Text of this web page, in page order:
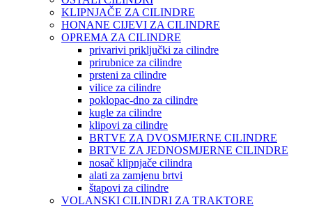
KLIPNJAČE ZA CILINDRE
HONANE CIJEVI ZA CILINDRE
OPREMA ZA CILINDRE
privarivi priključki za cilindre
prirubnice za cilindre
prsteni za cilindre
vilice za cilindre
poklopac-dno za cilindre
kugle za cilindre
klipovi za cilindre
BRTVE ZA DVOSMJERNE CILINDRE
BRTVE ZA JEDNOSMJERNE CILINDRE
nosač klipnjače cilindra
alati za zamjenu brtvi
štapovi za cilindre
VOLANSKI CILINDRI ZA TRAKTORE